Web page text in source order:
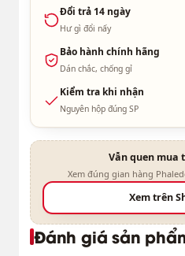
Đánh giá sản
Đổi trả 14 ngày
Hư gì đổi nấy
Bảo hành chính hãng
Dán chắc, chống gỉ
Kiểm tra khi nhận
Nguyên hộp đúng SP
Vẫn quen mua
Xem đúng gian hàng
Xem trên